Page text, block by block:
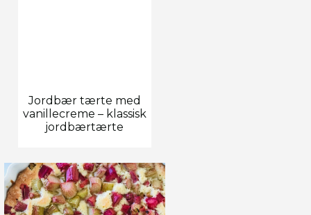
Jordbær tærte med
vanillecreme – klassisk
jordbærtærte